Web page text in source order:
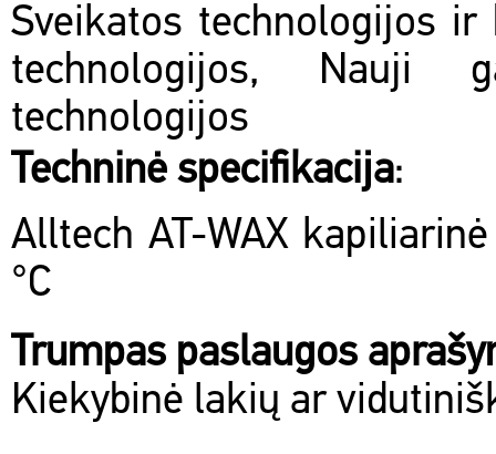
Sveikatos technologijos
technologijos, Nauji
technologijos
Techninė specifikacija:
Alltech AT-WAX
°C
Trumpas paslaugos
Kiekybinė lakių ar